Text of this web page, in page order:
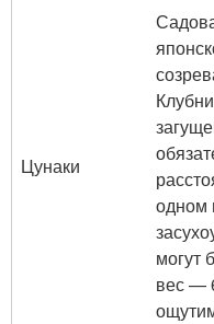
Цунаки
одном
могут
вес —